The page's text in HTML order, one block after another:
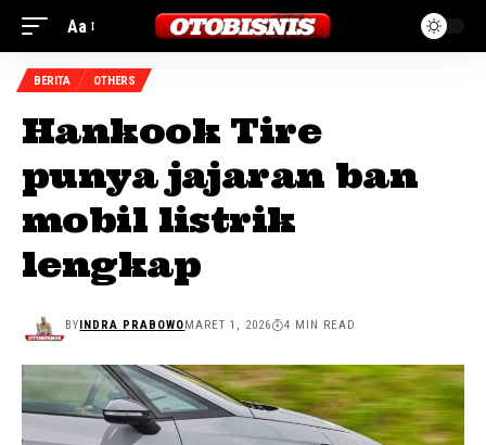
Aa
BERITA OTHERS
Hankook Tire
punya jajaran ban
mobil listrik
lengkap
BYINDRA PRABOWOMARET 1, 2026 4 MIN READ